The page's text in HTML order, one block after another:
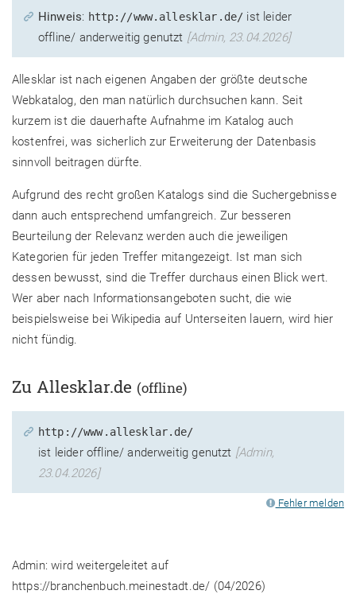
Hinweis: http://www.allesklar.de/ ist leider
offline/ anderweitig genutzt [Admin, 23.04.2026]
Allesklar ist nach eigenen Angaben der größte deutsche
Webkatalog, den man natürlich durchsuchen kann. Seit
kurzem ist die dauerhafte Aufnahme im Katalog auch
kostenfrei, was sicherlich zur Erweiterung der Datenbasis
sinnvoll beitragen dürfte.
Aufgrund des recht großen Katalogs sind die Suchergebnisse
dann auch entsprechend umfangreich. Zur besseren
Beurteilung der Relevanz werden auch die jeweiligen
Kategorien für jeden Treffer mitangezeigt. Ist man sich
dessen bewusst, sind die Treffer durchaus einen Blick wert.
Wer aber nach Informationsangeboten sucht, die wie
beispielsweise bei Wikipedia auf Unterseiten lauern, wird hier
nicht fündig.
Zu Allesklar.de (offline)
http://www.allesklar.de/
ist leider offline/ anderweitig genutzt [Admin,
23.04.2026]
Fehler melden
Admin: wird weitergeleitet auf
https://branchenbuch.meinestadt.de/ (04/2026)